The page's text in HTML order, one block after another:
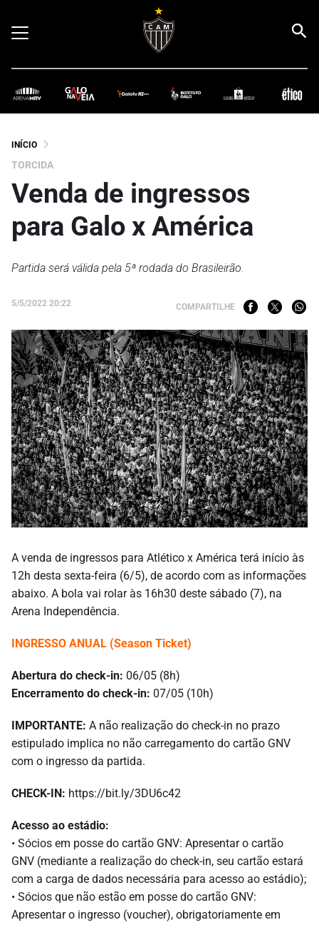
INÍCIO
TORCIDA
Venda de ingressos
para Galo x América
Partida será válida pela 5ª rodada do Brasileirão.
5/5/2022 20:22 COMPARTILHE
A venda de ingressos para Atlético x América terá início às
12h desta sexta-feira (6/5), de acordo com as informações
abaixo. A bola vai rolar às 16h30 deste sábado (7), na
Arena Independência.
INGRESSO ANUAL (Season Ticket)
Abertura do check-in: 06/05 (8h)
Encerramento do check-in: 07/05 (10h)
IMPORTANTE: A não realização do check-in no prazo
estipulado implica no não carregamento do cartão GNV
com o ingresso da partida.
CHECK-IN: https://bit.ly/3DU6c42
Acesso ao estádio:
• Sócios em posse do cartão GNV: Apresentar o cartão
GNV (mediante a realização do check-in, seu cartão estará
com a carga de dados necessária para acesso ao estádio);
• Sócios que não estão em posse do cartão GNV:
Apresentar o ingresso (voucher), obrigatoriamente em